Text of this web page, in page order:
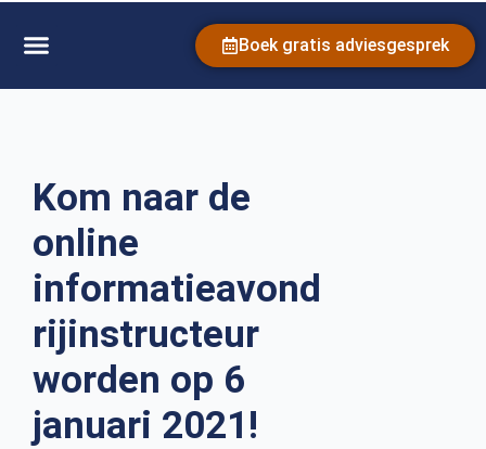
Boek gratis adviesgesprek
Kom naar de
online
informatieavond
rijinstructeur
worden op 6
januari 2021!